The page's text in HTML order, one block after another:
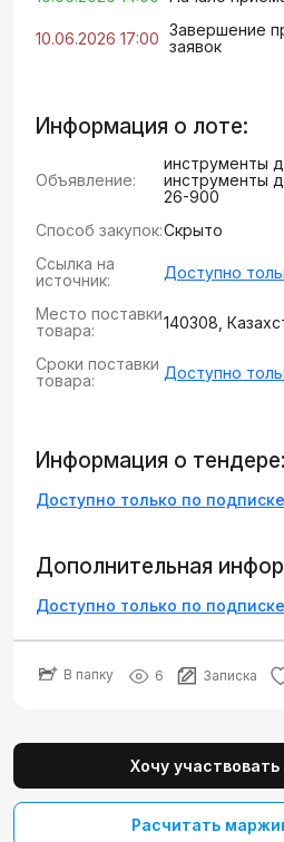
10.06.2026 17:00 Завершение
заявок
Информация о лоте:
Объявление:
инструменты
инструменты
26-900
Способ закупок:Скрыто
Ссылка на
источник:
Доступно
Место поставки
товара:
140308,
Сроки поставки
товара:
Доступно
Информация о тендере:
Доступно только по подписке
Дополнительная
Доступно только по подписке
В папку 6 Записка
Хочу
Расчитать